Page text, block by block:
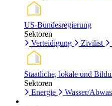
US-Bundesregierung
Sektoren
Verteidigung
Zivilist
Staatliche, lokale und
Sektoren
Energie
Wasser/